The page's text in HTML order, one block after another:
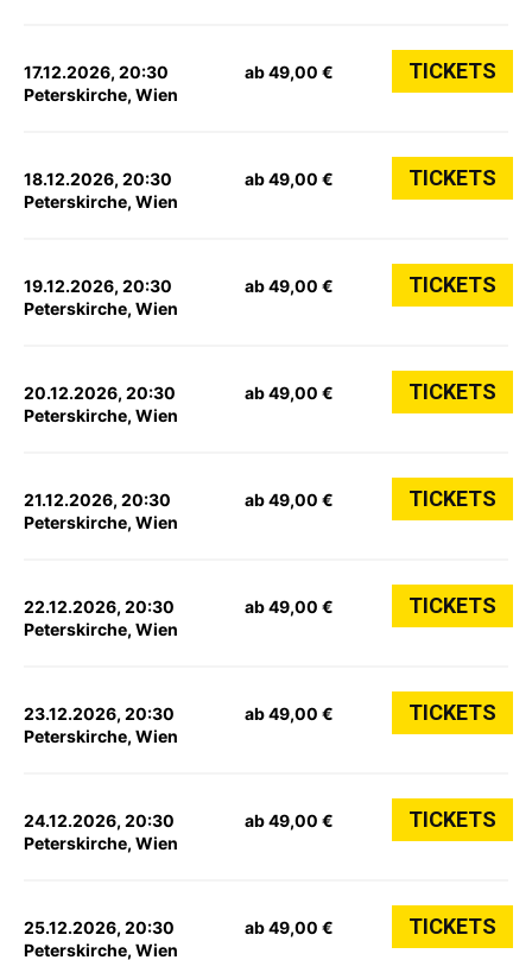
17.12.2026, 20:30
Peterskirche, Wien
ab 49,00 € TICKETS
18.12.2026, 20:30
Peterskirche, Wien
ab 49,00 € TICKETS
19.12.2026, 20:30
Peterskirche, Wien
ab 49,00 € TICKETS
20.12.2026, 20:30
Peterskirche, Wien
ab 49,00 € TICKETS
21.12.2026, 20:30
Peterskirche, Wien
ab 49,00 € TICKETS
22.12.2026, 20:30
Peterskirche, Wien
ab 49,00 € TICKETS
23.12.2026, 20:30
Peterskirche, Wien
ab 49,00 € TICKETS
24.12.2026, 20:30
Peterskirche, Wien
ab 49,00 € TICKETS
25.12.2026, 20:30
Peterskirche, Wien
ab 49,00 € TICKETS